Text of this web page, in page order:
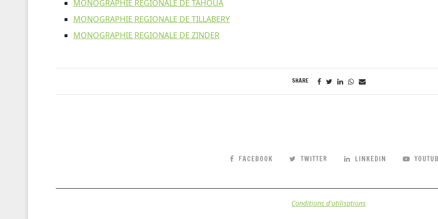
MONOGRAPHIE REGIONALE DE TAHOUA
MONOGRAPHIE REGIONALE DE TILLABERY
MONOGRAPHIE REGIONALE DE ZINDER
SHARE
FACEBOOK TWITTER LINKEDIN
Conditions d'utilisations